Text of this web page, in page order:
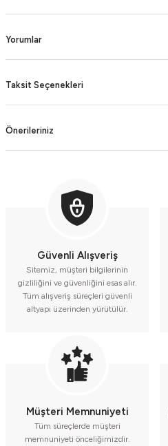
Yorumlar
Taksit Seçenekleri
Önerileriniz
Güvenli Alışveriş
Sitemiz, müşteri bilgilerinin
gizliliğini ve güvenliğini esas alır.
Tüm alışveriş süreçleri güvenli
altyapı üzerinden yürütülür.
Müşteri Memnuniyeti
Tüm süreçlerde müşteri
memnuniyeti önceliğimizdir.